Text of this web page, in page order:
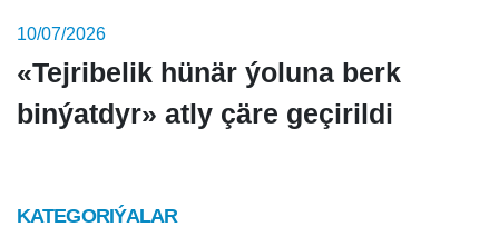
10/07/2026
«Tejribelik hünär ýoluna berk
binýatdyr» atly çäre geçirildi
KATEGORIÝALAR